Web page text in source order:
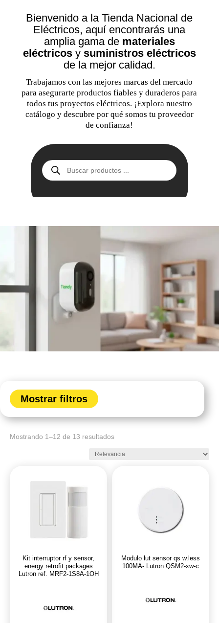
Bienvenido a la Tienda Nacional de
Eléctricos, aquí encontrarás una
amplia gama de materiales
eléctricosy suministros eléctricos
de la mejor calidad.
Trabajamos con las mejores marcas del mercado
para asegurarte productos fiables y duraderos para
todos tus proyectos eléctricos. ¡Explora nuestro
catálogo y descubre por qué somos tu proveedor
de confianza!
Búsqueda
de
productos
Mostrar filtros
Mostrando 1–12 de 13 resultados
Kit interruptor rf y sensor,
energy retrofit packages
Lutron ref. MRF2-1S8A-1OH
Modulo lut sensor qs w.less
100MA- Lutron QSM2-xw-c